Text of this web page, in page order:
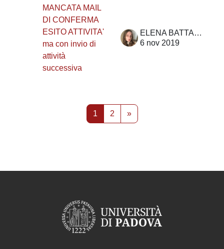
MANCATA MAIL
DI CONFERMA
ESITO ATTIVITA'
ma con invio di
attività
successiva
ELENA BATTAGLIARIN
6 nov 2019
1 Pagina 1
2Pagina 2
»Pagina successiva